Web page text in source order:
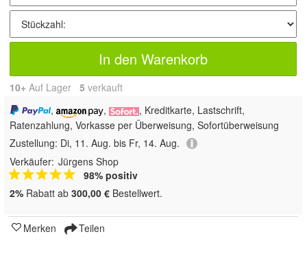
In den Warenkorb
10+ Auf Lager 5 verkauft
,
,
, Kreditkarte, Lastschrift,
Ratenzahlung, Vorkasse per Überweisung, Sofortüberweisung
Zustellung: Di, 11. Aug. bis Fr, 14. Aug.
Verkäufer: Jürgens Shop
98% positiv
2% Rabatt ab 300,00 € Bestellwert.
Merken Teilen